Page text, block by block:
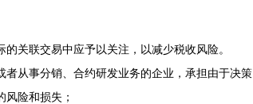
关联交易中应予以关注，以减少税收风险。
从事分销、合约研发业务的企业，承担由于决策
险和损失；